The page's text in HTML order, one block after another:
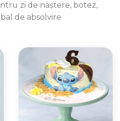
zi de naștere, botez,
de absolvire